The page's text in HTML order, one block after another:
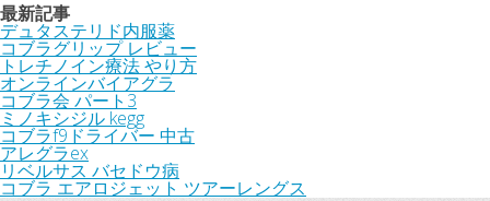
最新記事
デュタステリド内服薬
コブラグリップ レビュー
トレチノイン療法 やり方
オンラインバイアグラ
コブラ会 パート3
ミノキシジル kegg
コブラf9ドライバー 中古
アレグラex
リベルサス バセドウ病
コブラ エアロジェット ツアーレングス